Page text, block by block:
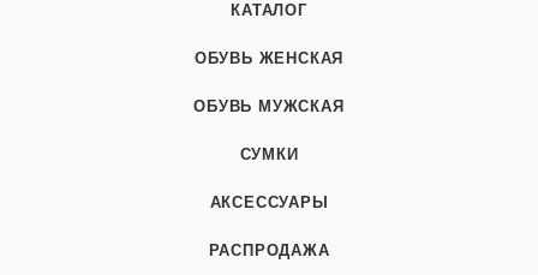
КАТАЛОГ
ОБУВЬ ЖЕНСКАЯ
ОБУВЬ МУЖСКАЯ
СУМКИ
АКСЕССУАРЫ
РАСПРОДАЖА